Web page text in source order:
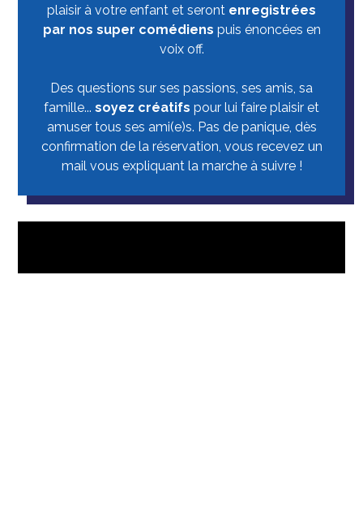
plaisir à votre enfant et seront enregistrées
par nos super comédiens puis énoncées en
voix off.
Des questions sur ses passions, ses amis, sa
famille... soyez créatifs pour lui faire plaisir et
amuser tous ses ami(e)s. Pas de panique, dès
confirmation de la réservation, vous recevez un
mail vous expliquant la marche à suivre !